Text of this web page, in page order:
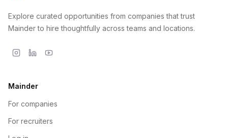
Explore curated opportunities from companies that trust
Mainder to hire thoughtfully across teams and locations.
Mainder
For companies
For recruiters